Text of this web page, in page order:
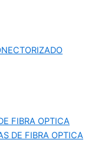
FIBRA OPTICA
DE FIBRA OPTICA